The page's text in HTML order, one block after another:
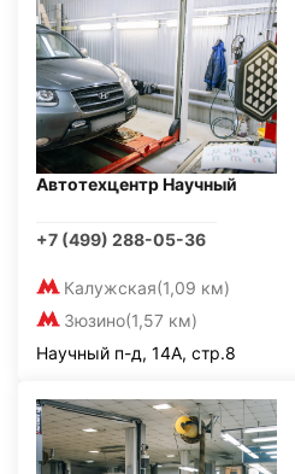
Автотехцентр Научный
+7 (499) 288-05-36
Калужская(1,09 км)
Зюзино(1,57 км)
Научный п-д, 14А, стр.8